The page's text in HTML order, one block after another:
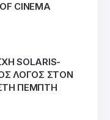
CINEMA
SOLARIS-
ΛΟΓΟΣ ΣΤΟΝ
ΠΕΜΠΤΗ